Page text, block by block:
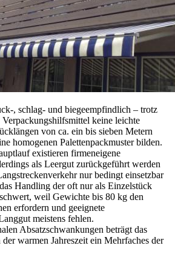
, schlag- und biegeempfindlich – trotz
keine leichte
von ca. ein bis sieben Metern
homogenen Palettenpackmuster bilden.
existieren firmeneigene
als Leergut zurückgeführt werden
nur bedingt einsetzbar
Handling der oft nur als Einzelstück
weil Gewichte bis 80 kg den
erfordern und geeignete
meistens fehlen.
Absatzschwankungen beträgt das
warmen Jahreszeit ein Mehrfaches der